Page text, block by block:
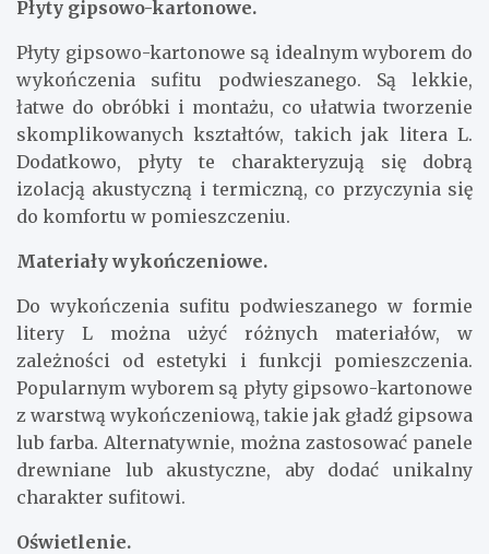
Płyty gipsowo-kartonowe.
Płyty gipsowo-kartonowe są idealnym wyborem do
wykończenia sufitu podwieszanego. Są lekkie,
łatwe do obróbki i montażu, co ułatwia tworzenie
skomplikowanych kształtów, takich jak litera L.
Dodatkowo, płyty te charakteryzują się dobrą
izolacją akustyczną i termiczną, co przyczynia się
do komfortu w pomieszczeniu.
Materiały wykończeniowe.
Do wykończenia sufitu podwieszanego w formie
litery L można użyć różnych materiałów, w
zależności od estetyki i funkcji pomieszczenia.
Popularnym wyborem są płyty gipsowo-kartonowe
z warstwą wykończeniową, takie jak gładź gipsowa
lub farba. Alternatywnie, można zastosować panele
drewniane lub akustyczne, aby dodać unikalny
charakter sufitowi.
Oświetlenie.